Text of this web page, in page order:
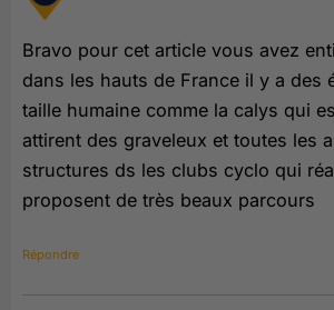
Bravo pour cet article vous avez
dans les hauts de France il y a des
taille humaine comme la calys qui
attirent des graveleux et toutes les
structures ds les clubs cyclo qui
proposent de très beaux parcours
Répondre